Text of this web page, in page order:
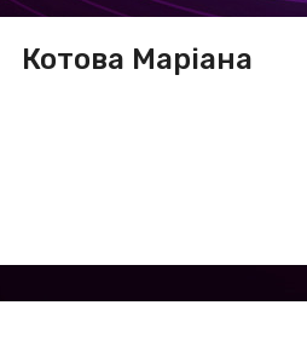
Котова Маріана